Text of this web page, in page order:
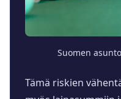
Suomen
Tämä riskien